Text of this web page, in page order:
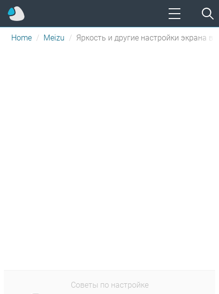
Home Meizu Яркость и другие настройки экрана в
Советы по настройке